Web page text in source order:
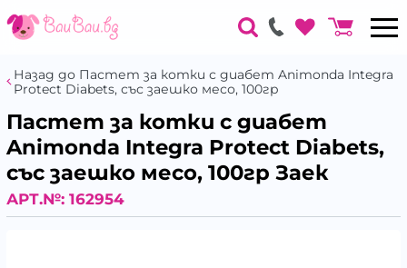
Назад до Пастет за котки с диабет Animonda Integra
Protect Diabets, със заешко месо, 100гр
Пастет за котки с диабет
Animonda Integra Protect Diabets,
със заешко месо, 100гр Заек
АРТ.№: 162954